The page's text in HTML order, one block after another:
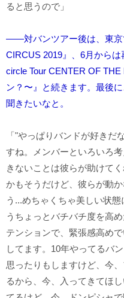
ると思うので」
――対バンツアー後は、東京
CIRCUS 2019』、6月から
circle Tour CENTER OF
ン？〜』と続きます。最後
聞きたいなと。
「"やっぱりバンドが好きだ
すね。メンバーといろいろ
きないことは彼らが助けて
かもそうだけど、彼らが動
う...めちゃくちゃ美しい状
うちょっとバチバチ度を高
テンションで、緊張感高め
してます。10年やってるバ
思ったりもしますけど、今
るから、今、入ってきてほ